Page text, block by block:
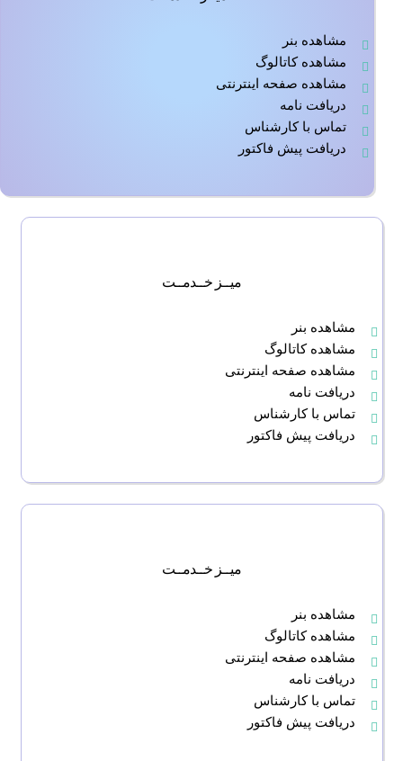
مشاهده بنر
مشاهده کاتالوگ
مشاهده صفحه اینترنتی
دریافت نامه
تماس با کارشناس
دریافت پیش فاکتور
میــز خــدمــت
مشاهده بنر
مشاهده کاتالوگ
مشاهده صفحه اینترنتی
دریافت نامه
تماس با کارشناس
دریافت پیش فاکتور
میــز خــدمــت
مشاهده بنر
مشاهده کاتالوگ
مشاهده صفحه اینترنتی
دریافت نامه
تماس با کارشناس
دریافت پیش فاکتور